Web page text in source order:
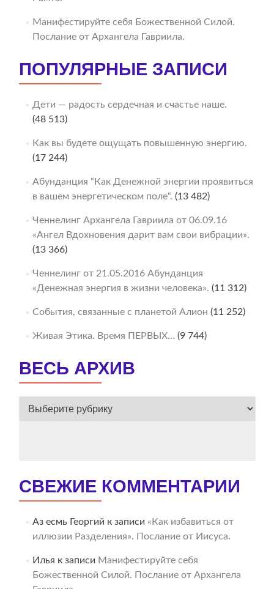
Манифестируйте себя Божественной Силой.
Послание от Архангела Гавриила.
ПОПУЛЯРНЫЕ ЗАПИСИ
Дети — радость сердечная и счастье наше.
(48 513)
Как вы будете ощущать повышенную энергию.
(17 244)
Абунданция “Как Денежной энергии проявиться
в вашем энергетическом поле“. (13 482)
Ченнелинг Архангела Гавриила от 06.09.16
«Ангел Вдохновения дарит вам свои вибрации».
(13 366)
Ченнелинг от 21.05.2016 Абунданция
«Денежная энергия в жизни человека». (11 312)
События, связанные с планетой Алион (11 252)
Живая Этика. Время ПЕРВЫХ… (9 744)
ВЕСЬ АРХИВ
ВЕСЬ
СВЕЖИЕ КОММЕНТАРИИ
Аз есмь Георгий к записи «Как избавиться от
иллюзии Разделения». Послание от Иисуса.
Илья к записи Манифестируйте себя
Божественной Силой. Послание от Архангела